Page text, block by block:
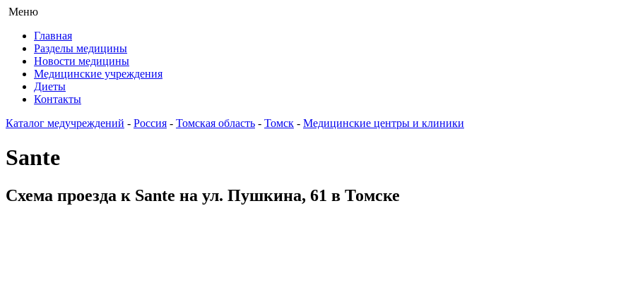
Меню
Главная
Разделы медицины
Новости медицины
Медицинские учреждения
Диеты
Контакты
Каталог медучреждений - Россия - Томская область - Томск - Медицинские центры и клиники
Sante
Схема проезда к Sante на ул. Пушкина, 61 в Томске